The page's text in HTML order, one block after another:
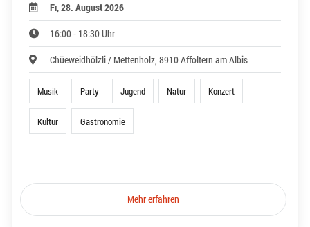
Fr, 28. August 2026
16:00 - 18:30 Uhr
Chüeweidhölzli / Mettenholz, 8910 Affoltern am Albis
Musik Party Jugend Natur Konzert
Kultur Gastronomie
Mehr erfahren